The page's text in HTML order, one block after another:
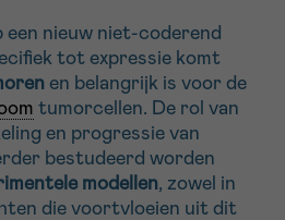
nieuw niet-coderend
tot expressie komt
en belangrijk is voor de
tumorcellen. De rol van
en progressie van
bestudeerd worden
modellen, zowel in
die voortvloeien uit dit